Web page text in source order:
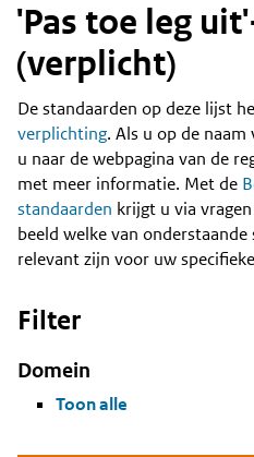
'Pas toe leg
(verplicht)
Content
De standaarden op deze lijst
verplichting. Als u op de
u naar de webpagina van de
met meer informatie. Met de
standaarden krijgt u via
beeld welke van
relevant zijn voor uw
Filter
Domein
Toon alle